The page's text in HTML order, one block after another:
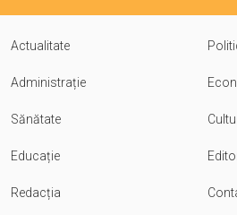
Actualitate
Administrație
Sănătate
Educație
Redacția